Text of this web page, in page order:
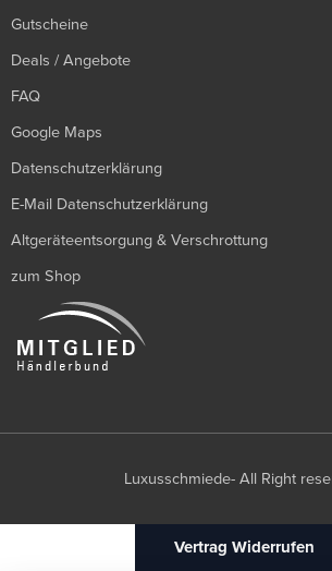
Gutscheine
Deals / Angebote
FAQ
Google Maps
Datenschutzerklärung
E-Mail Datenschutzerklärung
Altgeräteentsorgung & Verschrottung
zum Shop
Luxusschmiede- All Right
Vertrag Widerrufen